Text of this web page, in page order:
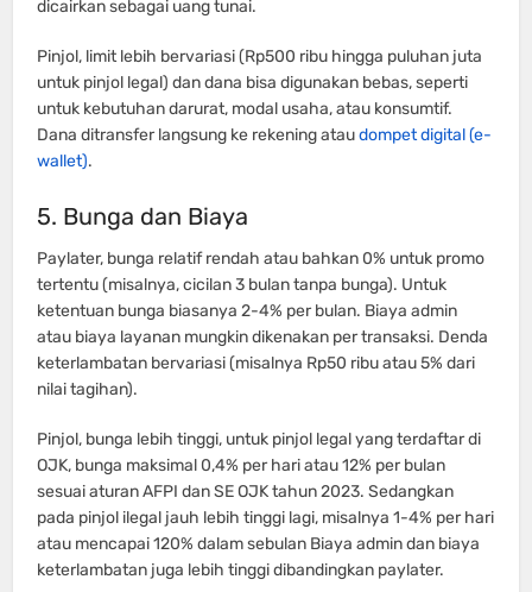
dicairkan sebagai uang tunai.
Pinjol, limit lebih bervariasi (Rp500 ribu hingga puluhan juta
untuk pinjol legal) dan dana bisa digunakan bebas, seperti
untuk kebutuhan darurat, modal usaha, atau konsumtif.
Dana ditransfer langsung ke rekening ataudompet digital (e-
wallet).
5. Bunga dan Biaya
Paylater, bunga relatif rendah atau bahkan 0% untuk promo
tertentu (misalnya, cicilan 3 bulan tanpa bunga). Untuk
ketentuan bunga biasanya 2-4% per bulan. Biaya admin
atau biaya layanan mungkin dikenakan per transaksi. Denda
keterlambatan bervariasi (misalnya Rp50 ribu atau 5% dari
nilai tagihan).
Pinjol, bunga lebih tinggi, untuk pinjol legal yang terdaftar di
OJK, bunga maksimal 0,4% per hari atau 12% per bulan
sesuai aturan AFPI dan SE OJK tahun 2023. Sedangkan
pada pinjol ilegal jauh lebih tinggi lagi, misalnya 1-4% per hari
atau mencapai 120% dalam sebulan Biaya admin dan biaya
keterlambatan juga lebih tinggi dibandingkan paylater.